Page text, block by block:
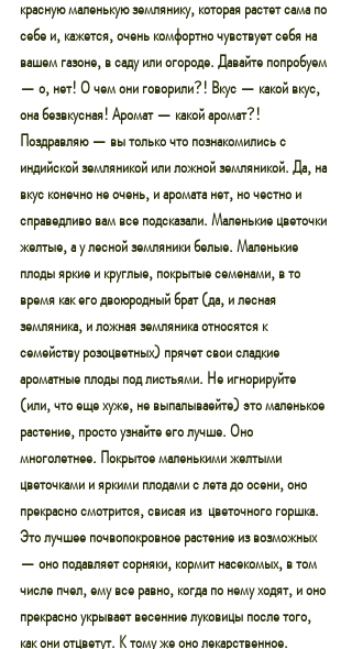
красную маленькую землянику, которая растет сама по
себе и, кажется, очень комфортно чувствует себя на
вашем газоне, в саду или огороде. Давайте попробуем
— о, нет! О чем они говорили?! Вкус — какой вкус,
она безвкусная! Аромат — какой аромат?!
Поздравляю — вы только что познакомились с
индийской земляникой или ложной земляникой. Да, на
вкус конечно не очень, и аромата нет, но честно и
справедливо вам все подсказали. Маленькие цветочки
желтые, а у лесной земляники белые. Маленькие
плоды яркие и круглые, покрытые семенами, в то
время как его двоюродный брат (да, и лесная
земляника, и ложная земляника относятся к
семейству розоцветных) прячет свои сладкие
ароматные плоды под листьями. Не игнорируйте
(или, что еще хуже, не выпалываейте) это маленькое
растение, просто узнайте его лучше. Оно
многолетнее. Покрытое маленькими желтыми
цветочками и яркими плодами с лета до осени, оно
прекрасно смотрится, свисая из  цветочного горшка.
Это лучшее почвопокровное растение из возможных
— оно подавляет сорняки, кормит насекомых, в том
числе пчел, ему все равно, когда по нему ходят, и оно
прекрасно укрывает весенние луковицы после того,
как они отцветут. К тому же оно лекарственное.